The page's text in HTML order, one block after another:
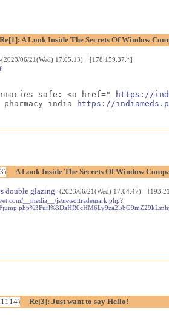
Re[1]: A Look Inside The Secrets Of Window
(2023/06/21(Wed) 17:05:13) [178.159.37.*]
safe: <a href="
https://
india
https://
A Look Inside The Secrets Of Window
double glazing -(2023/06/21(Wed) 17:04:47)
__media__/js/netsoltrademark.php?
Re[3]: Just want to say Hello!